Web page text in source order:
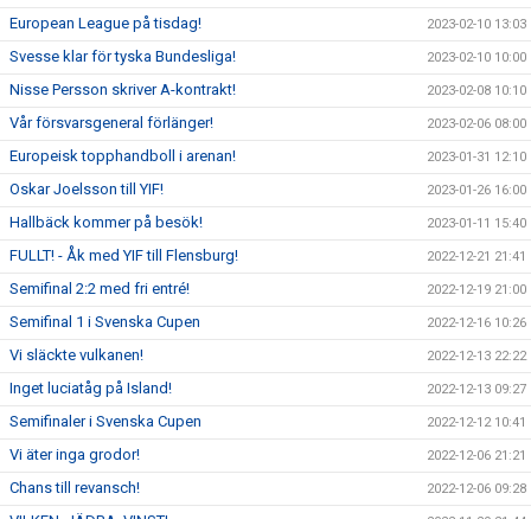
European League på tisdag! 2023-02-10 13:03
Svesse klar för tyska Bundesliga! 2023-02-10 10:00
Nisse Persson skriver A-kontrakt! 2023-02-08 10:10
Vår försvarsgeneral förlänger! 2023-02-06 08:00
Europeisk topphandboll i arenan! 2023-01-31 12:10
Oskar Joelsson till YIF! 2023-01-26 16:00
Hallbäck kommer på besök! 2023-01-11 15:40
FULLT! - Åk med YIF till Flensburg! 2022-12-21 21:41
Semifinal 2:2 med fri entré! 2022-12-19 21:00
Semifinal 1 i Svenska Cupen 2022-12-16 10:26
Vi släckte vulkanen! 2022-12-13 22:22
Inget luciatåg på Island! 2022-12-13 09:27
Semifinaler i Svenska Cupen 2022-12-12 10:41
Vi äter inga grodor! 2022-12-06 21:21
Chans till revansch! 2022-12-06 09:28